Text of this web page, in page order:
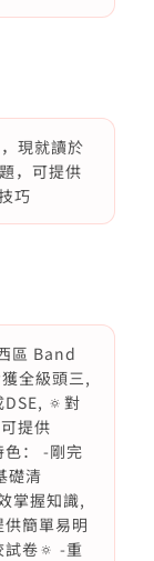
現就讀於
，可提供
巧
區 Band
全級頭三,
🔅對
提供
： -剛完
礎清
掌握知識,
簡單易明
卷🔅 -重